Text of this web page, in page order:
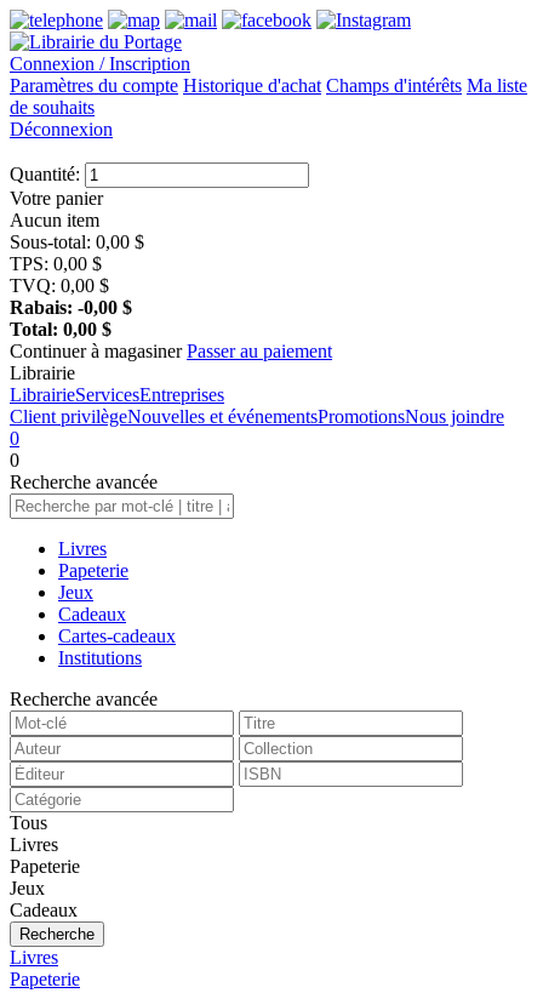
Connexion / Inscription
Paramètres du compte Historique d'achat Champs d'intérêts Ma liste
de souhaits
Déconnexion
Quantité:
Votre panier
Aucun item
Sous-total: 0,00 $
TPS: 0,00 $
TVQ: 0,00 $
Rabais: -0,00 $
Total: 0,00 $
Continuer à magasiner Passer au paiement
Librairie
LibrairieServicesEntreprises
Client privilègeNouvelles et événementsPromotionsNous joindre
0
0
Recherche avancée
Livres
Papeterie
Jeux
Cadeaux
Cartes-cadeaux
Institutions
Recherche avancée
Tous
Livres
Papeterie
Jeux
Cadeaux
Recherche
Livres
Papeterie